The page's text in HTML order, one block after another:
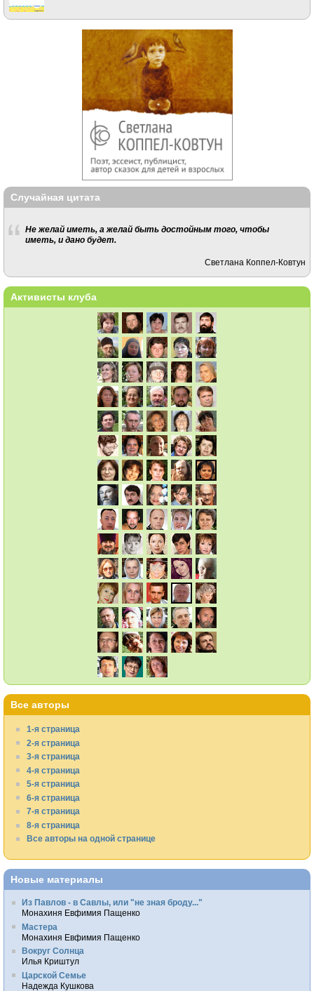
Случайная цитата
Не желай иметь, а желай быть достойным того, чтобы
иметь, и дано будет.
Светлана Коппел-Ковтун
Активисты клуба
Все авторы
1-я страница
2-я страница
3-я страница
4-я страница
5-я страница
6-я страница
7-я страница
8-я страница
Все авторы на одной странице
Новые материалы
Из Павлов - в Савлы, или "не зная броду..."
Монахиня Евфимия Пащенко
Мастера
Монахиня Евфимия Пащенко
Вокруг Солнца
Илья Криштул
Царской Семье
Надежда Кушкова